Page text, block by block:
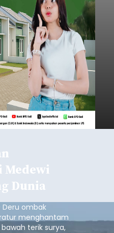
Medewi
Dunia
Deru ombak
menghantam
terik surya,